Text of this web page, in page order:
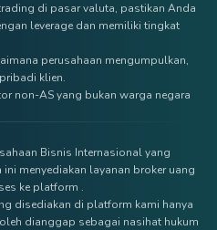
di pasar valuta, pastikan Anda
leverage dan memiliki tingkat
perusahaan mengumpulkan,
klien.
non-AS yang bukan warga negara
Bisnis Internasional yang
menyediakan layanan broker uang
ke platform .
disediakan di platform kami hanya
dianggap sebagai nasihat hukum